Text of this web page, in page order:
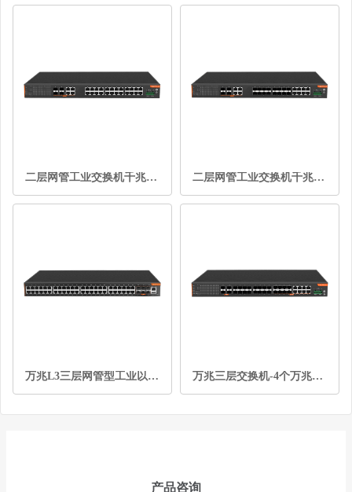
二层网管工业交换机千兆4光24电 二层网管工业交换机千兆16光12电
万兆L3三层网管型工业以太网交换机6光48电 万兆三层交换机-4个万兆光口+16个千兆光口+8个千兆Combo
产品咨询